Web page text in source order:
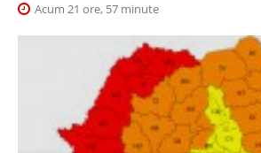
Acum 21 ore, 57 minute